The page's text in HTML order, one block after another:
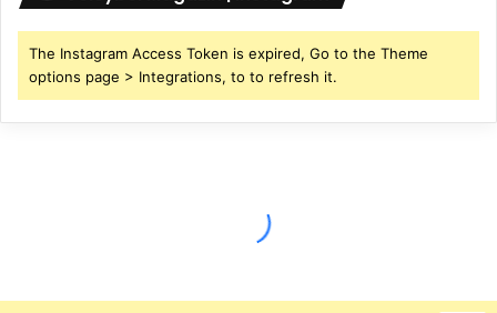
The Instagram Access Token is expired, Go to the Theme
options page > Integrations, to to refresh it.